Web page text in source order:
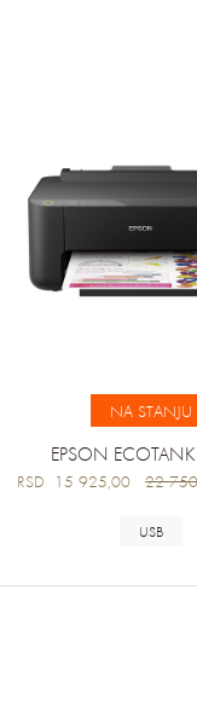
NA STANJU
EPSON
RSD 15 925,0022
USB